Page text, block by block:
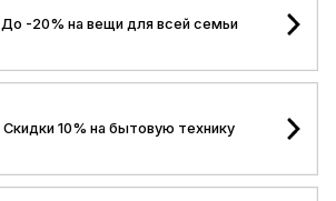
До -20% на вещи для всей семьи
Скидки 10% на бытовую технику